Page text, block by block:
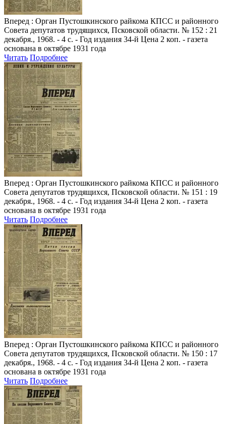
Вперед : Орган Пустошкинского райкома КПСС и районного
Совета депутатов трудящихся, Псковской области. № 152 : 21
декабря., 1968. - 4 с. - Год издания 34-й Цена 2 коп. - газета
основана в октябре 1931 года
Читать Подробнее
Вперед : Орган Пустошкинского райкома КПСС и районного
Совета депутатов трудящихся, Псковской области. № 151 : 19
декабря., 1968. - 4 с. - Год издания 34-й Цена 2 коп. - газета
основана в октябре 1931 года
Читать Подробнее
Вперед : Орган Пустошкинского райкома КПСС и районного
Совета депутатов трудящихся, Псковской области. № 150 : 17
декабря., 1968. - 4 с. - Год издания 34-й Цена 2 коп. - газета
основана в октябре 1931 года
Читать Подробнее